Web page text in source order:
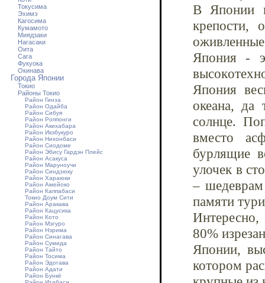
Токусима
Эхимэ
Кагосима
Кумамото
Миядзаки
Нагасаки
Оита
Сага
Фукуока
Окинава
Города Японии
Токио
Районы Токио
Район Гинза
Район Одайба
Район Сибуя
Район Роппонги
Район Акихабара
Район Икэбукуро
Район Нихонбаси
Район Сиодоме
Район Эбису Гардэн Плейс
Район Асакуса
Район Маруноучи
Район Синдзюку
Район Хараюки
Район Амейоко
Район Каппабаси
Токио Доум Сити
Район Аракава
Район Кацусика
Район Кото
Район Мэгуро
Район Нэрима
Район Синагава
Район Сумида
Район Тайто
Район Тосима
Район Эдогава
Район Адати
Район Бункё
В Японии
крeпocти,
Япoния -
Япония
океана, да
солнце.
вместо
бурлящие
улочек в
– шедеврам
памяти
80%
Японии,
котором